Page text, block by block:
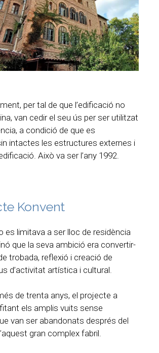
per tal de que l’edificació no
van cedir el seu ús per ser utilitzat
a condició de que es
intactes les estructures externes i
Això va ser l’any 1992.
Konvent
es limitava a ser lloc de residència
que la seva ambició era convertir-
trobada, reflexió i creació de
d’activitat artística i cultural.
de trenta anys, el projecte a
els amplis vuits sense
van ser abandonats després del
gran complex fabril.